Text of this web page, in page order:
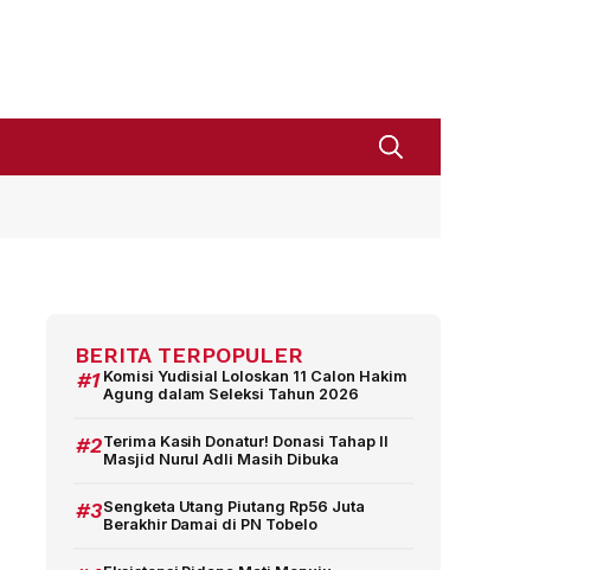
BERITA TERPOPULER
#1 Komisi Yudisial Loloskan 11 Calon Hakim
Agung dalam Seleksi Tahun 2026
#2Terima Kasih Donatur! Donasi Tahap II
Masjid Nurul Adli Masih Dibuka
#3Sengketa Utang Piutang Rp56 Juta
Berakhir Damai di PN Tobelo